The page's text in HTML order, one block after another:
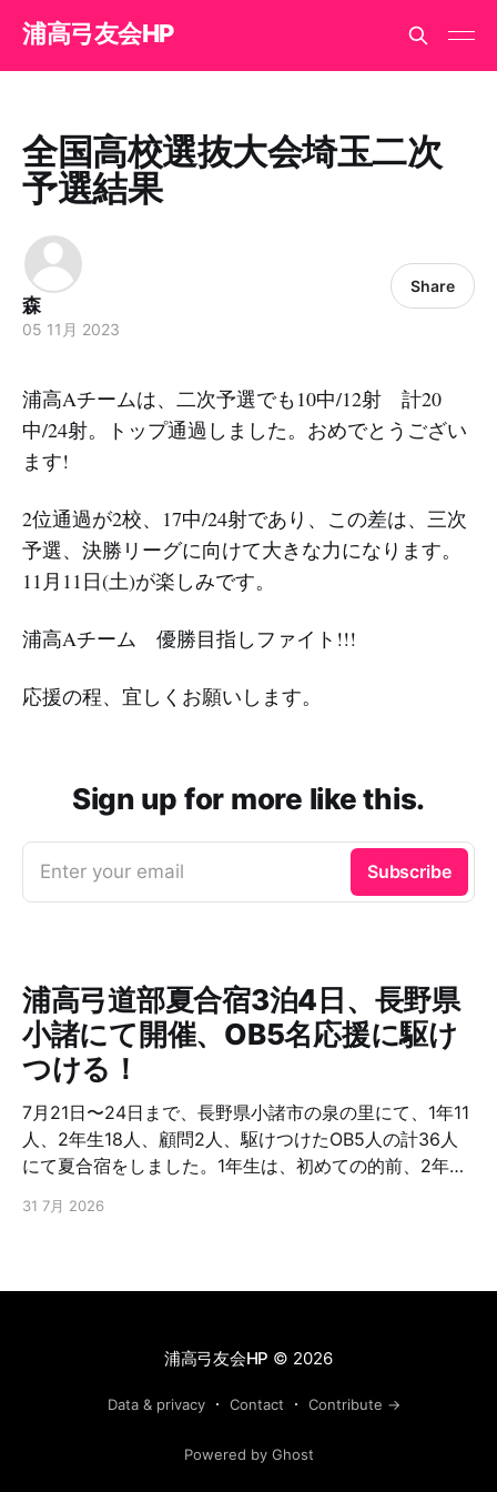
浦高弓友会HP
全国高校選抜大会埼玉二次
予選結果
森
05 11月 2023
Share
浦高Aチームは、二次予選でも10中/12射 計20
中/24射。トップ通過しました。おめでとうござい
ます!
2位通過が2校、17中/24射であり、この差は、三次
予選、決勝リーグに向けて大きな力になります。
11月11日(土)が楽しみです。
浦高Aチーム 優勝目指しファイト!!!
応援の程、宜しくお願いします。
Sign up for more like this.
Enter your email Subscribe
浦高弓道部夏合宿3泊4日、長野県
小諸にて開催、OB5名応援に駆け
つける！
7月21日〜24日まで、長野県小諸市の泉の里にて、1年11
人、2年生18人、顧問2人、駆けつけたOB5人の計36人
にて夏合宿をしました。1年生は、初めての的前、2年生
れ、またOB含めたトーナメントをしたりと交流を深めた
上を目指してもらいたい。頑張！ファイト!
31 7月 2026
浦高弓友会HP © 2026
Data & privacy Contact Contribute →
Powered by Ghost